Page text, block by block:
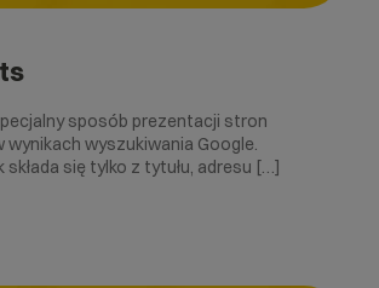
sposób prezentacji stron
wyszukiwania Google.
składa się tylko z tytułu, adresu […]